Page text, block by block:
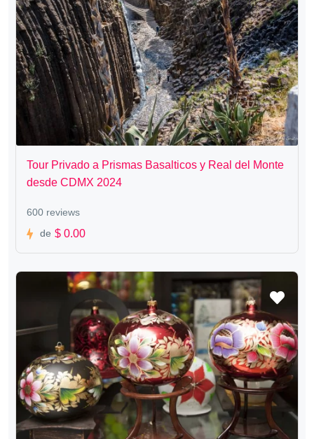
Tour Privado a Prismas Basalticos y Real del Monte
desde CDMX 2024
600 reviews
de $ 0.00